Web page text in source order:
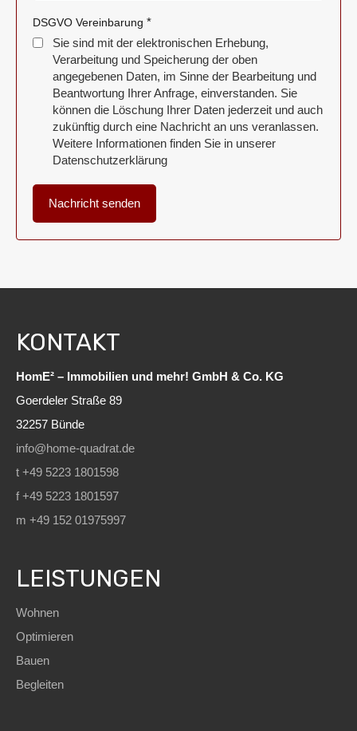
DSGVO Vereinbarung*
Sie sind mit der elektronischen Erhebung,
Verarbeitung und Speicherung der oben
angegebenen Daten, im Sinne der Bearbeitung und
Beantwortung Ihrer Anfrage, einverstanden. Sie
können die Löschung Ihrer Daten jederzeit und auch
zukünftig durch eine Nachricht an uns veranlassen.
Weitere Informationen finden Sie in unserer
Datenschutzerklärung
KONTAKT
HomE² – Immobilien und mehr! GmbH & Co. KG
Goerdeler Straße 89
32257 Bünde
info@home-quadrat.de
t +49 5223 1801598
f +49 5223 1801597
m +49 152 01975997
LEISTUNGEN
Wohnen
Optimieren
Bauen
Begleiten